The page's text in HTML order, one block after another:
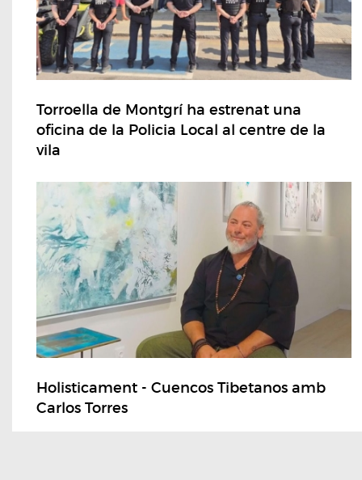
Torroella de Montgrí ha estrenat una
oficina de la Policia Local al centre de la
vila
Holisticament - Cuencos Tibetanos amb
Carlos Torres